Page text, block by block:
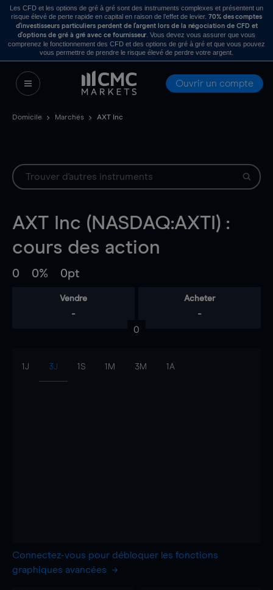
Les CFD et les options de gré à gré sont des instruments complexes et présentent un
risque élevé de perte rapide en capital en raison de l’effet de levier. 70% des comptes
d’investisseurs particuliers perdent de l’argent lors de la négociation de CFD et
d’options de gré à gré avec ce fournisseur . Vous devez vous assurer que vous
comprenez le fonctionnement des CFD et des options de gré à gré et que vous pouvez
vous permettre de prendre le risque élevé de perdre votre argent.
Ouvrir un compte
Domicile Marchés AXT Inc
AXT Inc (NASDAQ:AXTI) :
cours des action
0 0% 0pt
Vendre
-
Acheter
-
0
1J 3J 1S 1M 3M 1A
Connectez-vous pour débloquer les fonctions
graphiques avancées